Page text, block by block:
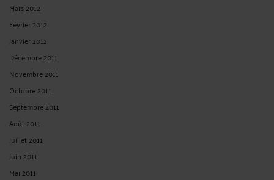
Mars 2012
Février 2012
Janvier 2012
Décembre 2011
Novembre 2011
Octobre 2011
Septembre 2011
Août 2011
Juillet 2011
Juin 2011
Mai 2011